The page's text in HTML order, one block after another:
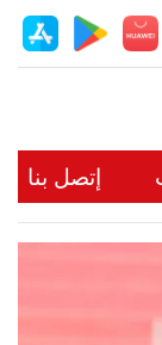
إتصل بنا